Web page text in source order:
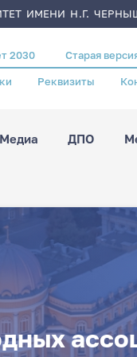
ИМЕНИ Н.Г.
2030 Старая
Реквизиты
Медиа ДПО